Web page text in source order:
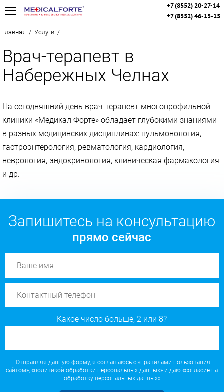
Главная / Услуги /
Врач-терапевт в
Набережных Челнах
На сегодняшний день врач-терапевт многопрофильной
клиники «Медикал Форте» обладает глубокими знаниями
в разных медицинских дисциплинах: пульмонология,
гастроэнтерология, ревматология, кардиология,
неврология, эндокринология, клиническая фармакология
и др.
Запишитесь на консультацию
прямо сейчас
Какое число больше, 2 или 8?
Отправляя данную форму, я соглашаюсь с «правилами пользования
сайтом», «политикой обработки персональных данных» и даю «согласие на
обработку персональных данных»
+7 (8552) 20-27-14
+7 (8552) 46-15-15